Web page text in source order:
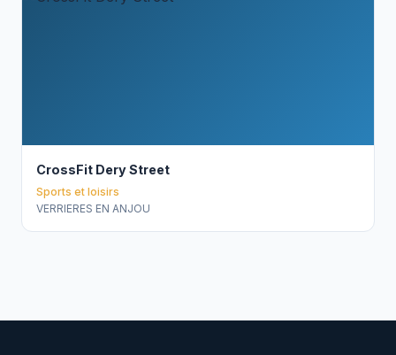
CrossFit Dery Street
Sports et loisirs
VERRIERES EN ANJOU